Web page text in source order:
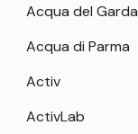
Acqua del Garda
Acqua di Parma
Activ
ActivLab